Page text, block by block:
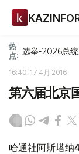
热
点: 选举-2026总
16:40, 17 4月 2016
第六届北京
哈通社阿斯塔纳